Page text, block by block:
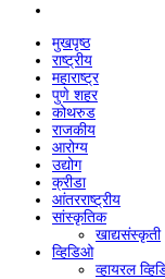
मुखपृष्ठ
राष्ट्रीय
महाराष्ट्र
पुणे शहर
कोथरुड
राजकीय
आरोग्य
उद्योग
क्रीडा
आंतरराष्ट्रीय
सांस्कृतिक
खाद्यसंस्कृती
व्हिडिओ
व्हायरल